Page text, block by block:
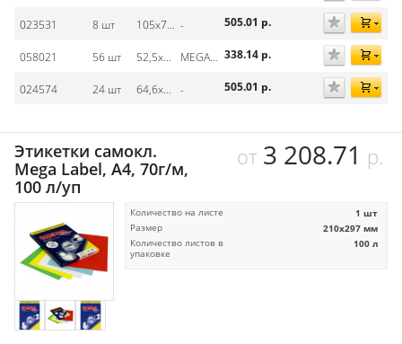
023531 8 шт - 505.01 р.
058021 56 шт 338.14 р.
024574 24 шт - 505.01 р.
Этикетки самокл.
Mega Label, А4, 70г/м,
100 л/уп
от 3 208.71 р.
Количество на листе 1 шт
Размер 210х297 мм
Количество листов в
упаковке
100 л